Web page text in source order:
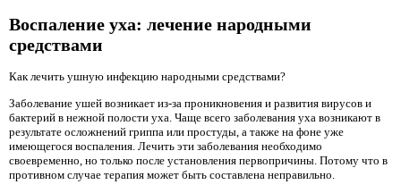
Воспаление уха: лечение народными
средствами
Как лечить ушную инфекцию народными средствами?
Заболевание ушей возникает из-за проникновения и развития вирусов и
бактерий в нежной полости уха. Чаще всего заболевания уха возникают в
результате осложнений гриппа или простуды, а также на фоне уже
имеющегося воспаления. Лечить эти заболевания необходимо
своевременно, но только после установления первопричины. Потому что в
противном случае терапия может быть составлена ​​неправильно.